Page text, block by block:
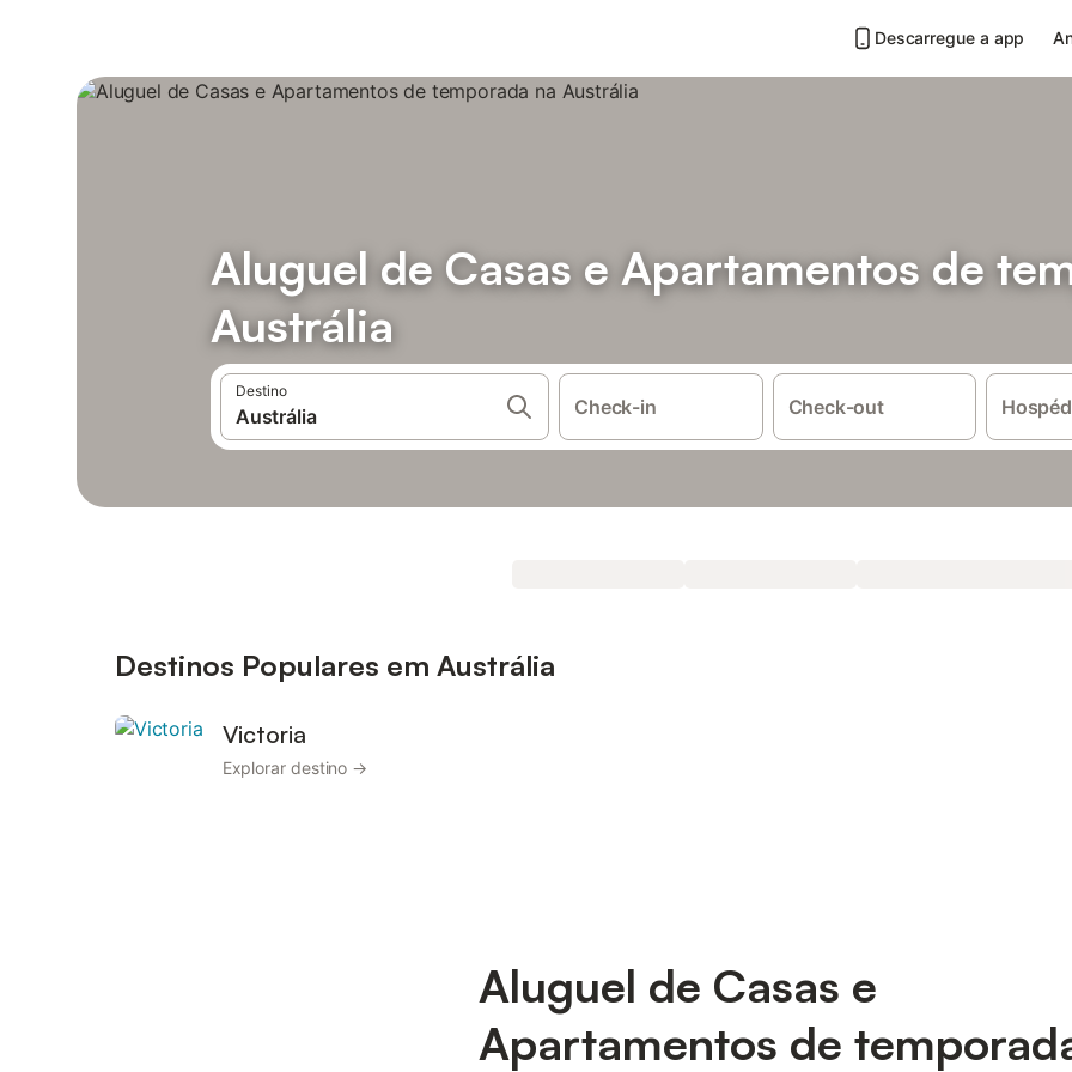
Descarregue a app
Aluguel de Casas e Apartamentos de
Austrália
Destino
Check-in Check-out
Destinos Populares em Austrália
Victoria
Explorar destino →
Aluguel de Casas e
Apartamentos de